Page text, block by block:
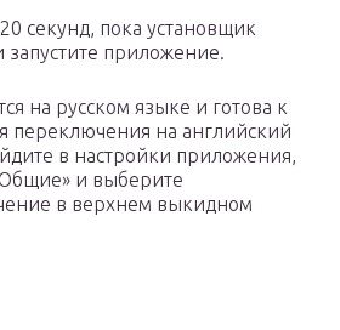
секунд, пока установщик
приложение.
на русском языке и готова к
переключения на английский
в настройки приложения,
и выберите
в верхнем выкидном